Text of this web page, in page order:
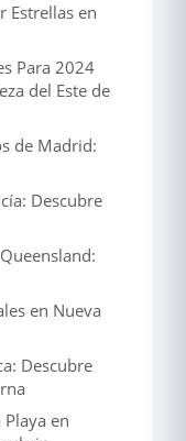
Estrellas en
Para 2024
del Este de
de Madrid:
Descubre
en Nueva
Descubre
en